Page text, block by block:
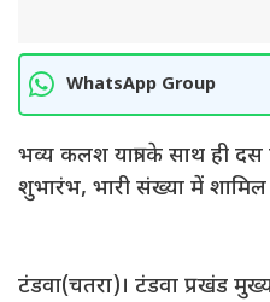
WhatsApp Group
भव्य कलश यात्रा के साथ ही
शुभारंभ, भारी संख्या में शामिल
टंडवा(चतरा)। टंडवा प्रखंड